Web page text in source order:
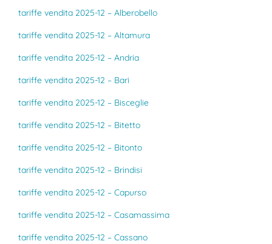
tariffe vendita 2025-12 – Alberobello
tariffe vendita 2025-12 – Altamura
tariffe vendita 2025-12 – Andria
tariffe vendita 2025-12 – Bari
tariffe vendita 2025-12 – Bisceglie
tariffe vendita 2025-12 – Bitetto
tariffe vendita 2025-12 – Bitonto
tariffe vendita 2025-12 – Brindisi
tariffe vendita 2025-12 – Capurso
tariffe vendita 2025-12 – Casamassima
tariffe vendita 2025-12 – Cassano